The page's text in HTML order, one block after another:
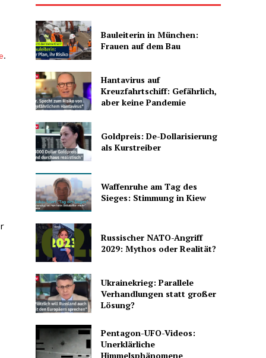
.
Bauleiterin in München:
Frauen auf dem Bau
Hantavirus auf
Kreuzfahrtschiff: Gefährlich,
aber keine Pandemie
Goldpreis: De-Dollarisierung
als Kurstreiber
Waffenruhe am Tag des
Sieges: Stimmung in Kiew
Russischer NATO-Angriff
2029: Mythos oder Realität?
Ukrainekrieg: Parallele
Verhandlungen statt großer
Lösung?
Pentagon-UFO-Videos:
Unerklärliche
Himmelsphänomene